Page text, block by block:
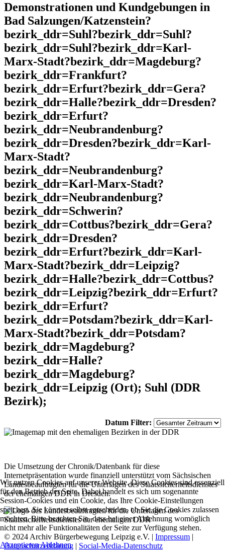
Demonstrationen und Kundgebungen in
Bad Salzungen/Katzenstein?
bezirk_ddr=Suhl?bezirk_ddr=Suhl?
bezirk_ddr=Suhl?bezirk_ddr=Karl-
Marx-Stadt?bezirk_ddr=Magdeburg?
bezirk_ddr=Frankfurt?
bezirk_ddr=Erfurt?bezirk_ddr=Gera?
bezirk_ddr=Halle?bezirk_ddr=Dresden?
bezirk_ddr=Erfurt?
bezirk_ddr=Neubrandenburg?
bezirk_ddr=Dresden?bezirk_ddr=Karl-
Marx-Stadt?
bezirk_ddr=Neubrandenburg?
bezirk_ddr=Karl-Marx-Stadt?
bezirk_ddr=Neubrandenburg?
bezirk_ddr=Schwerin?
bezirk_ddr=Cottbus?bezirk_ddr=Gera?
bezirk_ddr=Dresden?
bezirk_ddr=Erfurt?bezirk_ddr=Karl-
Marx-Stadt?bezirk_ddr=Leipzig?
bezirk_ddr=Halle?bezirk_ddr=Cottbus?
bezirk_ddr=Leipzig?bezirk_ddr=Erfurt?
bezirk_ddr=Erfurt?
bezirk_ddr=Potsdam?bezirk_ddr=Karl-
Marx-Stadt?bezirk_ddr=Potsdam?
bezirk_ddr=Magdeburg?
bezirk_ddr=Halle?
bezirk_ddr=Magdeburg?
bezirk_ddr=Leipzig (Ort); Suhl (DDR
Bezirk);
Datum Filter:
Die Umsetzung der Chronik/Datenbank für diese
Internetpräsentation wurde finanziell unterstützt vom Sächsischen
Landesbeauftragten für die Unterlagen des Staatssicherheitsdienstes
der ehemaligen DDR in Dresden.
© 2024 Archiv Bürgerbewegung Leipzig e.V. | Impressum |
Datenschutzerklärung | Social-Media-Datenschutz
Wir nutzen Cookies auf unserer Website. Diese Cookies sind essenziell
für den Betrieb der Seite. Dabei handelt es sich um sogenannte
Session-Cookies und ein Cookie, das Ihre Cookie-Einstellungen
speichert. Sie können selbst entscheiden, ob Sie die Cookies zulassen
möchten. Bitte beachten Sie, dass bei einer Ablehnung womöglich
nicht mehr alle Funktionalitäten der Seite zur Verfügung stehen.
AkzeptierenAblehnen